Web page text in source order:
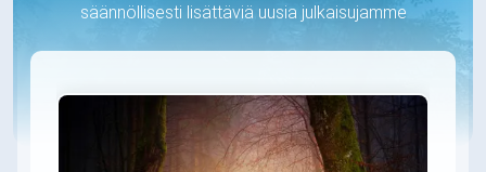
säännöllisesti lisättäviä uusia julkaisujamme